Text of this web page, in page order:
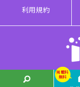
掲載料
無料
利用規約
掲載料
無料